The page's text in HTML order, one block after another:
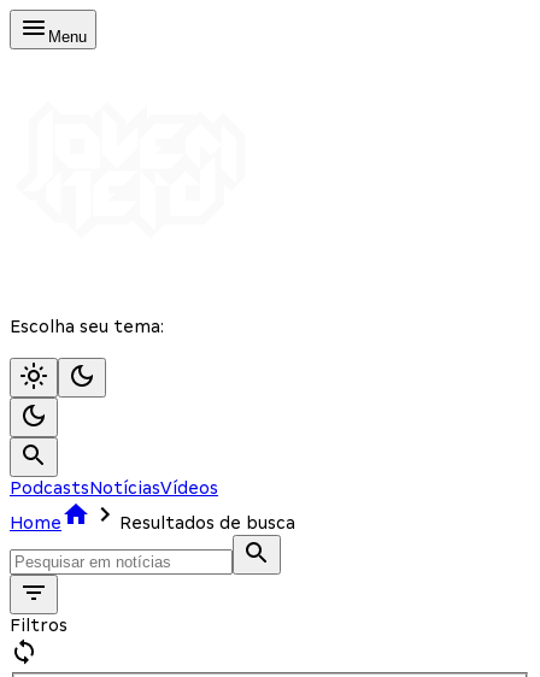
Menu
Escolha seu tema:
PodcastsNotíciasVídeos
Home
Resultados de busca
Filtros